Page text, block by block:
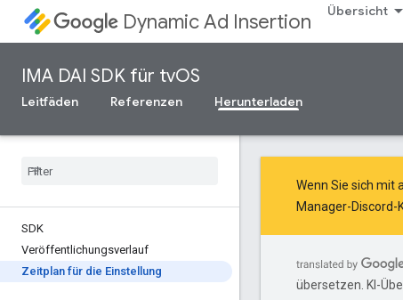
Dynamic Ad Insertion Übersicht
IMA DAI SDK für tvOS
Leitfäden Referenzen Herunterladen
SDK
Veröffentlichungsverlauf
Zeitplan für die Einstellung
Wenn Sie sich mit
Manager-Discord-
übersetzen. KI-